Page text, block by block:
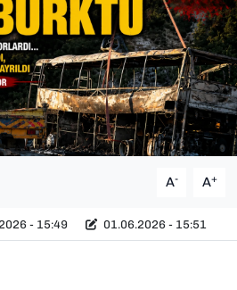
A- A+
- 15:49 01.06.2026 - 15:51